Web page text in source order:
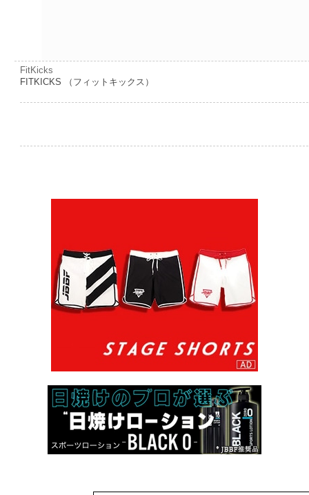
FitKicks
FITKICKS （フィットキックス）